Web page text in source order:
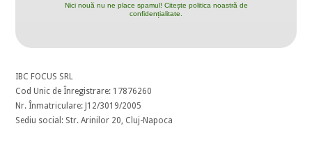
Nici nouă nu ne place spamul! Citește politica noastră de
confidențialitate.
IBC FOCUS SRL
Cod Unic de Înregistrare: 17876260
Nr. Înmatriculare: J12/3019/2005
Sediu social: Str. Arinilor 20, Cluj-Napoca